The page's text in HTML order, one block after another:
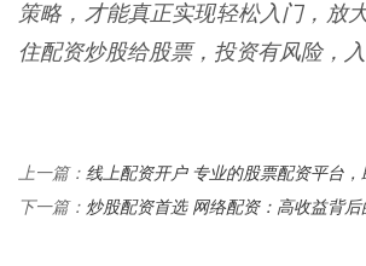
策略，才能真正实现轻松入门，放
住配资炒股给股票，投资有风险，
上一篇： 线上配资开户 专业的股票配资平台，
下一篇： 炒股配资首选 网络配资：高收益背